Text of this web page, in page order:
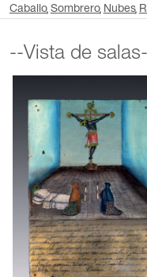
Caballo Sombrero Nubes
--Vista de